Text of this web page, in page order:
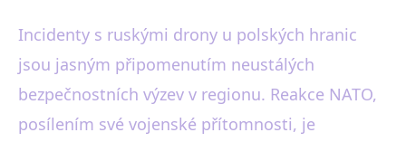
Incidenty s ruskými drony u polských hranic
jsou jasným připomenutím neustálých
bezpečnostních výzev v regionu. Reakce NATO,
posílením své vojenské přítomnosti, je